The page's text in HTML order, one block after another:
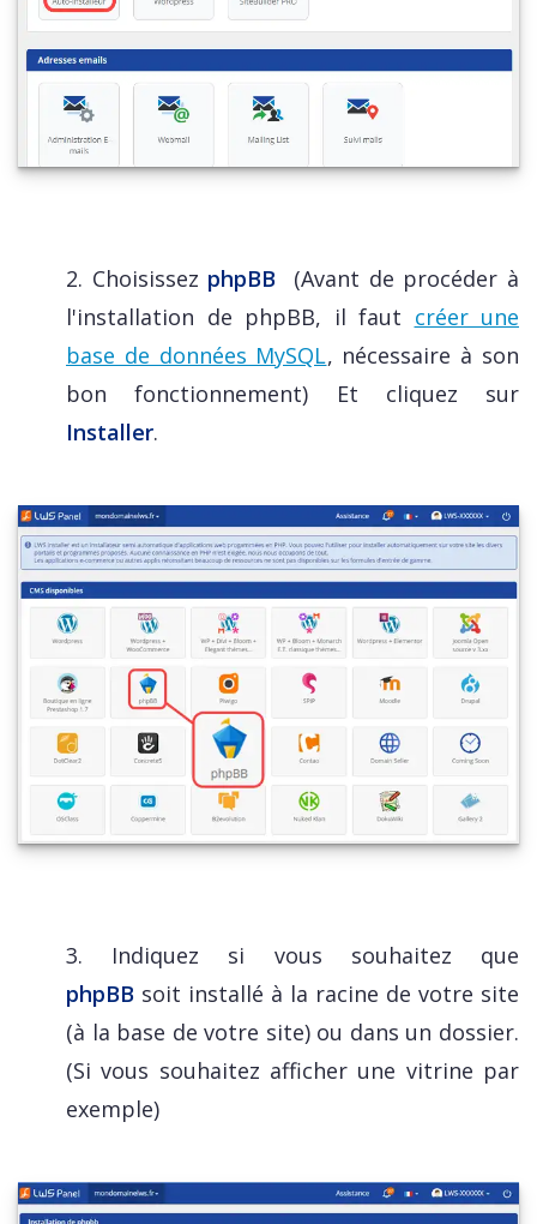
2. Choisissez phpBB
(Avant de procéder à
l'installation de phpBB, il faut créer une
base de données MySQL, nécessaire à son
bon fonctionnement) Et cliquez sur
Installer.
3. Indiquez si vous souhaitez que
phpBB soit installé à la racine de votre site
(à la base de votre site) ou dans un dossier.
(Si vous souhaitez afficher une vitrine par
exemple)